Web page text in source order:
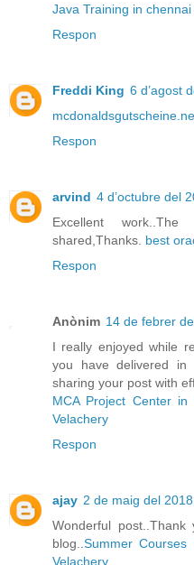
Java Training in chennai
Respon
Freddi King 6 d’agost
Respon
arvind 4 d’octubre del
Excellent
shared,Thanks. best
Respon
Anònim 14 de febrer
I really enjoyed while
you have delivered
sharing your post with
MCA Project Center in
Velachery
Respon
ajay 2 de maig del
Wonderful
blog.. Summer Courses
Velachery